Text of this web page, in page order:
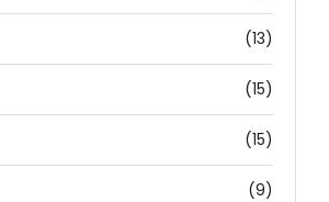
(13)
(15)
(15)
(9)